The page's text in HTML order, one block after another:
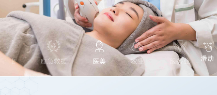
工业 应急救援 医美 农业 服务业 滑动